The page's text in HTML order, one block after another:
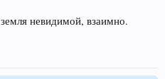
невидимой, взаимно.